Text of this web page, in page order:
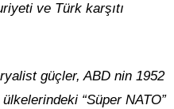
ve Türk karşıtı
güçler, ABD nin 1952
“Süper NATO”